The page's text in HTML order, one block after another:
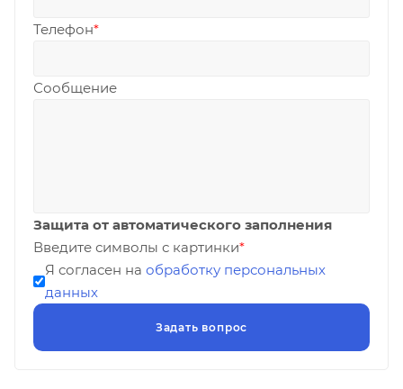
Телефон*
Сообщение
Защита от автоматического заполнения
Введите символы с картинки*
Я согласен на обработку персональных
данных